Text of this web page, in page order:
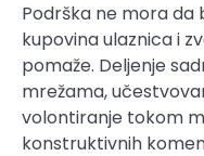
Podrška ne mora da
kupovina ulaznica i
pomaže. Deljenje
mrežama,
volontiranje tokom
konstruktivnih